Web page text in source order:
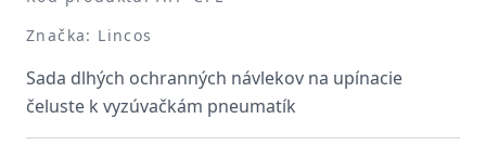
Značka: Lincos
Sada dlhých ochranných návlekov na upínacie
čeluste k vyzúvačkám pneumatík